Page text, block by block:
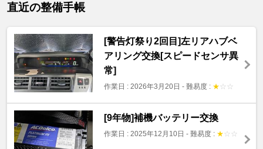
直近の整備手帳
[警告灯祭り2回目]左リアハブベ
アリング交換[スピードセンサ異
常]
作業日 : 2026年3月20日 - 難易度 : ★ ☆ ☆
[9年物]補機バッテリー交換
作業日 : 2025年12月10日 - 難易度 : ★ ☆ ☆